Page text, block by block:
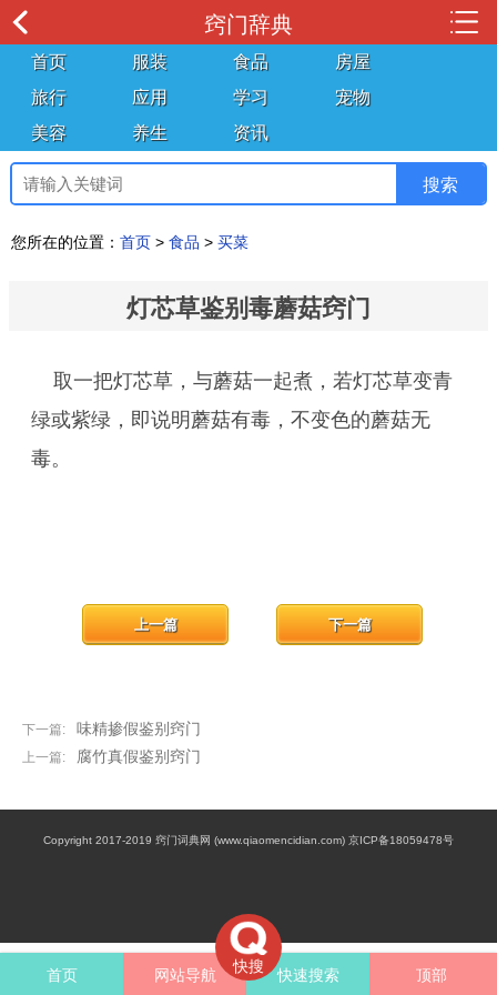
窍门辞典
首页 服装 食品
房屋
旅行
应用 学习
宠物
美容
养生 资讯
您所在的位置： 首页 > 食品 > 买菜
灯芯草鉴别毒蘑菇窍门
取一把灯芯草，与蘑菇一起煮，若灯芯草变青
绿或紫绿，即说明蘑菇有毒，不变色的蘑菇无
毒。
下一篇: 味精掺假鉴别窍门
下一篇
上一篇: 腐竹真假鉴别窍门
上一篇
快搜
首页 网站导航 快速搜索 顶部
Copyright 2017-2019 窍门词典网 (www.qiaomencidian.com) 京ICP备18059478号